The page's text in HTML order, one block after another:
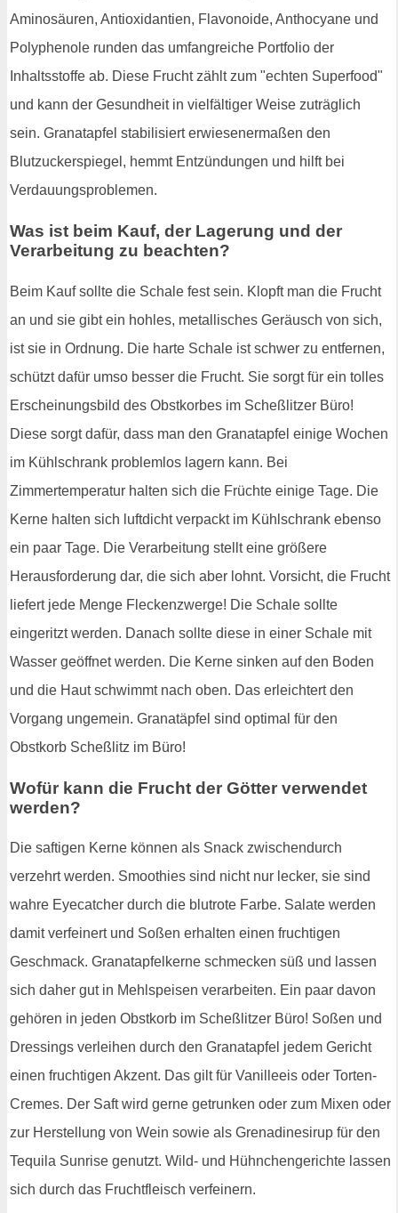
Aminosäuren, Antioxidantien, Flavonoide, Anthocyane und
Polyphenole runden das umfangreiche Portfolio der
Inhaltsstoffe ab. Diese Frucht zählt zum "echten Superfood"
und kann der Gesundheit in vielfältiger Weise zuträglich
sein. Granatapfel stabilisiert erwiesenermaßen den
Blutzuckerspiegel, hemmt Entzündungen und hilft bei
Verdauungsproblemen.
Was ist beim Kauf, der Lagerung und der
Verarbeitung zu beachten?
Beim Kauf sollte die Schale fest sein. Klopft man die Frucht
an und sie gibt ein hohles, metallisches Geräusch von sich,
ist sie in Ordnung. Die harte Schale ist schwer zu entfernen,
schützt dafür umso besser die Frucht. Sie sorgt für ein tolles
Erscheinungsbild des Obstkorbes im Scheßlitzer Büro!
Diese sorgt dafür, dass man den Granatapfel einige Wochen
im Kühlschrank problemlos lagern kann. Bei
Zimmertemperatur halten sich die Früchte einige Tage. Die
Kerne halten sich luftdicht verpackt im Kühlschrank ebenso
ein paar Tage. Die Verarbeitung stellt eine größere
Herausforderung dar, die sich aber lohnt. Vorsicht, die Frucht
liefert jede Menge Fleckenzwerge! Die Schale sollte
eingeritzt werden. Danach sollte diese in einer Schale mit
Wasser geöffnet werden. Die Kerne sinken auf den Boden
und die Haut schwimmt nach oben. Das erleichtert den
Vorgang ungemein. Granatäpfel sind optimal für den
Obstkorb Scheßlitz im Büro!
Wofür kann die Frucht der Götter verwendet
werden?
Die saftigen Kerne können als Snack zwischendurch
verzehrt werden. Smoothies sind nicht nur lecker, sie sind
wahre Eyecatcher durch die blutrote Farbe. Salate werden
damit verfeinert und Soßen erhalten einen fruchtigen
Geschmack. Granatapfelkerne schmecken süß und lassen
sich daher gut in Mehlspeisen verarbeiten. Ein paar davon
gehören in jeden Obstkorb im Scheßlitzer Büro! Soßen und
Dressings verleihen durch den Granatapfel jedem Gericht
einen fruchtigen Akzent. Das gilt für Vanilleeis oder Torten-
Cremes. Der Saft wird gerne getrunken oder zum Mixen oder
zur Herstellung von Wein sowie als Grenadinesirup für den
Tequila Sunrise genutzt. Wild- und Hühnchengerichte lassen
sich durch das Fruchtfleisch verfeinern.